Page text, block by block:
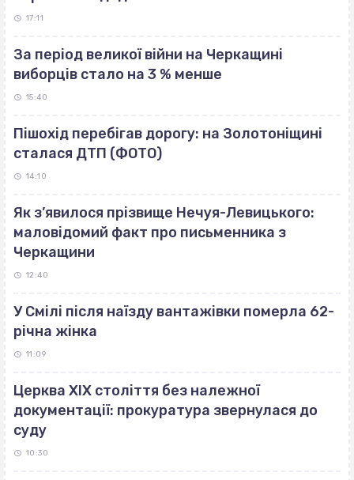
17:11
За період великої війни на Черкащині
виборців стало на 3 % менше
15:40
Пішохід перебігав дорогу: на Золотоніщині
сталася ДТП (ФОТО)
14:10
Як з’явилося прізвище Нечуя-Левицького:
маловідомий факт про письменника з
Черкащини
12:40
У Смілі після наїзду вантажівки померла 62-
річна жінка
11:09
Церква ХІХ століття без належної
документації: прокуратура звернулася до
суду
10:30